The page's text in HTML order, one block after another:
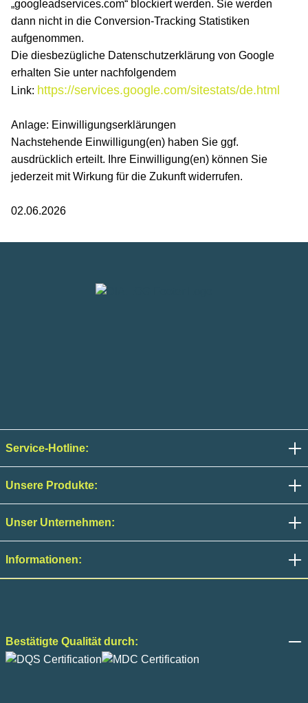
„googleadservices.com“ blockiert werden. Sie werden
dann nicht in die Conversion-Tracking Statistiken
aufgenommen.
Die diesbezügliche Datenschutzerklärung von Google
erhalten Sie unter nachfolgendem
Link: https://services.google.com/sitestats/de.html
Anlage: Einwilligungserklärungen
Nachstehende Einwilligung(en) haben Sie ggf.
ausdrücklich erteilt. Ihre Einwilligung(en) können Sie
jederzeit mit Wirkung für die Zukunft widerrufen.
02.06.2026
Service-Hotline:
Unsere Produkte:
Unser Unternehmen:
Informationen:
Bestätigte Qualität durch: